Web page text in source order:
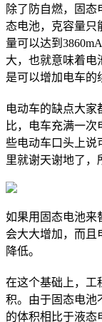
除了防自燃，固态
态电池，克容量只
量可以达到
大，也就意味着电
是可以增加电车的
电动车的缺点大家
比，电车充满一
些电动车口头上说
里就谢天谢地了，
如果用固态电池来
会大大增加，而且
降低。
在这个基础上，工
积。由于固态电池
的体积相比于液态